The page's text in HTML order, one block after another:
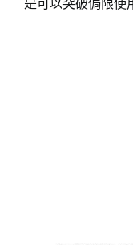
是可以突破侷限使